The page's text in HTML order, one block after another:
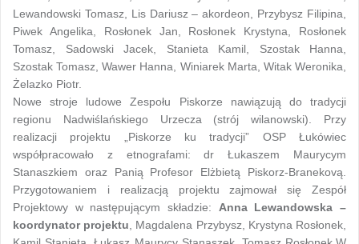
Lewandowski Tomasz, Lis Dariusz – akordeon, Przybysz Filipina,
Piwek Angelika, Rosłonek Jan, Rosłonek Krystyna, Rosłonek
Tomasz, Sadowski Jacek, Stanieta Kamil, Szostak Hanna,
Szostak Tomasz, Wawer Hanna, Winiarek Marta, Witak Weronika,
Żelazko Piotr.
Nowe stroje ludowe Zespołu Piskorze nawiązują do tradycji
regionu Nadwiślańskiego Urzecza (strój wilanowski). Przy
realizacji projektu „Piskorze ku tradycji” OSP Łukówiec
współpracowało z etnografami: dr Łukaszem Maurycym
Stanaszkiem oraz Panią Profesor Elżbietą Piskorz-Branekovą.
Przygotowaniem i realizacją projektu zajmował się Zespół
Projektowy w następującym składzie: Anna Lewandowska –
koordynator projektu, Magdalena Przybysz, Krystyna Rosłonek,